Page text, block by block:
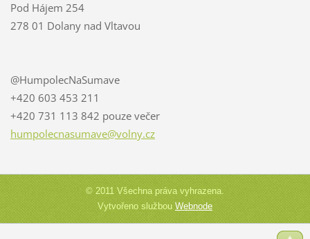
Pod Hájem 254
278 01 Dolany nad Vltavou
@HumpolecNaSumave
+420 603 453 211
+420 731 113 842 pouze večer
humpolecnasumave@volny.cz
© 2011 Všechna práva vyhrazena.
Vytvořeno službouWebnode